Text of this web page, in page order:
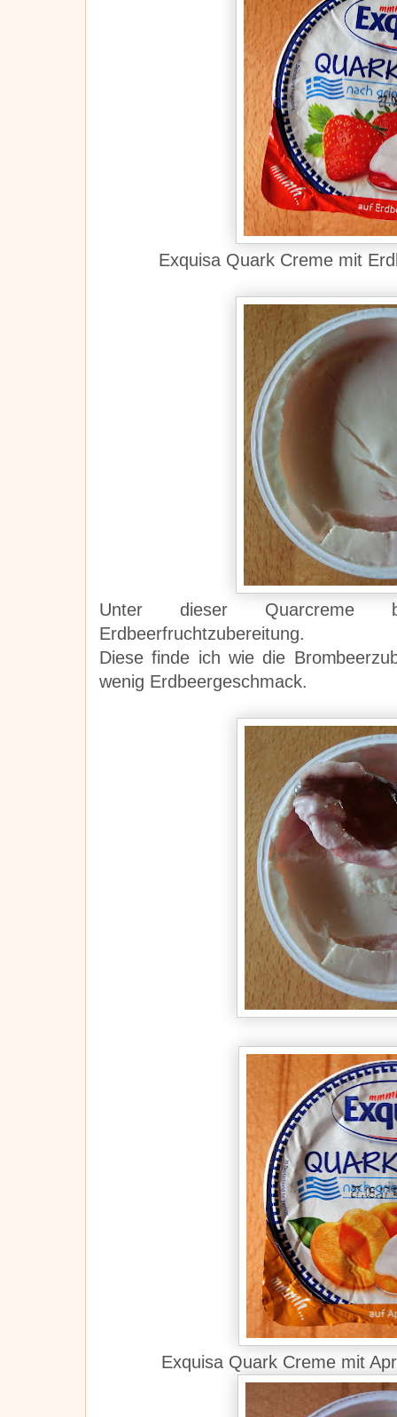
Exquisa Quark Creme mit
Unter dieser Quarcreme
Erdbeerfruchtzubereitung.
Diese finde ich wie die
wenig Erdbeergeschmack.
Exquisa Quark Creme mit